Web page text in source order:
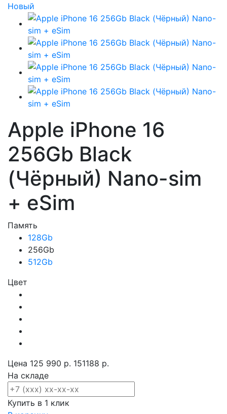
Новый
Apple iPhone 16
256Gb Black
(Чёрный) Nano-sim
+ eSim
Память
128Gb
256Gb
512Gb
Цвет
Цена 125 990 р. 151188 р.
На складе
Купить в 1 клик